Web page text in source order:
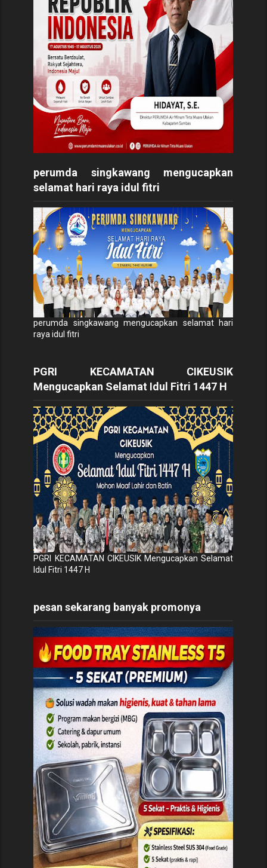
perumda singkawang mengucapkan
selamat hari raya idul fitri
perumda singkawang mengucapkan selamat hari
raya idul fitri
PGRI KECAMATAN CIKEUSIK
Mengucapkan Selamat Idul Fitri 1447 H
PGRI KECAMATAN CIKEUSIK Mengucapkan Selamat
Idul Fitri 1447 H
pesan sekarang banyak promonya